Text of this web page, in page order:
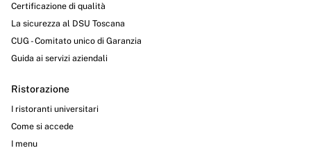
Certificazione di qualità
La sicurezza al DSU Toscana
CUG - Comitato unico di Garanzia
Guida ai servizi aziendali
Ristorazione
I ristoranti universitari
Come si accede
I menu